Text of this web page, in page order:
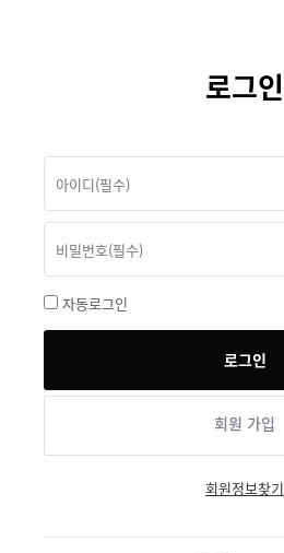
로그인
자동로그인
회원 가입
회원정보찾기